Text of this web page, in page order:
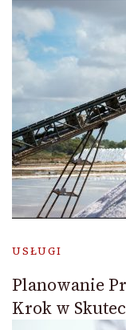
USŁUGI
Planowanie
Krok w